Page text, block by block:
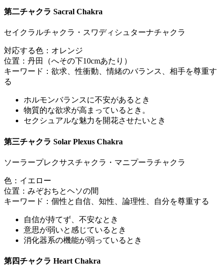
第二チャクラ Sacral Chakra
セイクラルチャクラ・スワディシュターナチャクラ
対応する色：オレンジ
位置：丹田（へその下10cmあたり）
キーワード：欲求、性衝動、情緒のバランス、相手を尊重す
る
ホルモンバランスに不安があるとき
物質的な欲求が高まっているとき。
セクシュアルな魅力を開花させたいとき
第三チャクラ Solar Plexus Chakra
ソーラープレクサスチャクラ・マニプーラチャクラ
色：イエロー
位置：みぞおちとヘソの間
キーワード：個性と自信、知性、論理性、自分を尊重する
自信が持てず、不安なとき
意思が弱いと感じているとき
消化器系の機能が弱っているとき
第四チャクラ Heart Chakra